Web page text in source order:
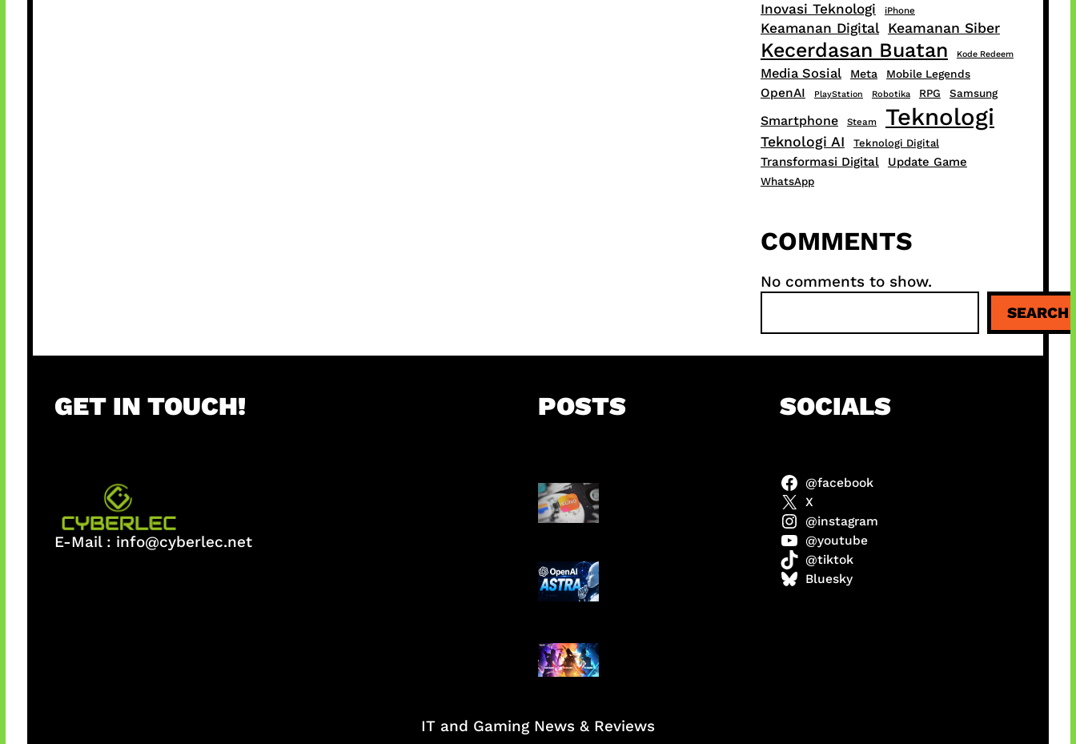
Inovasi Teknologi iPhone
Keamanan Digital Keamanan Siber
Kecerdasan Buatan Kode Redeem
Media Sosial Meta Mobile Legends
OpenAI PlayStation Robotika RPG Samsung
Smartphone Steam Teknologi
Teknologi AI Teknologi Digital
Transformasi Digital Update Game
WhatsApp
COMMENTS
No comments to show.
a
r
SEARCH
GET IN TOUCH!
E-Mail : info@cyberlec.net
POSTS
Suno Perkuat Label
Musik AI
OpenAI Tahan Model
Astra
Honkai Impact x COD
Mobile
SOCIALS
@facebook
X
@instagram
@youtube
@tiktok
Bluesky
IT and Gaming News & Reviews